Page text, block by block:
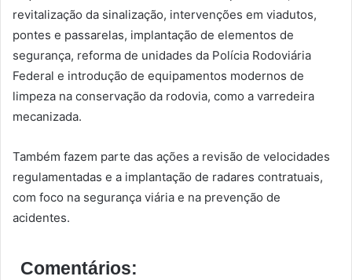
revitalização da sinalização, intervenções em viadutos,
pontes e passarelas, implantação de elementos de
segurança, reforma de unidades da Polícia Rodoviária
Federal e introdução de equipamentos modernos de
limpeza na conservação da rodovia, como a varredeira
mecanizada.
Também fazem parte das ações a revisão de velocidades
regulamentadas e a implantação de radares contratuais,
com foco na segurança viária e na prevenção de
acidentes.
Comentários: